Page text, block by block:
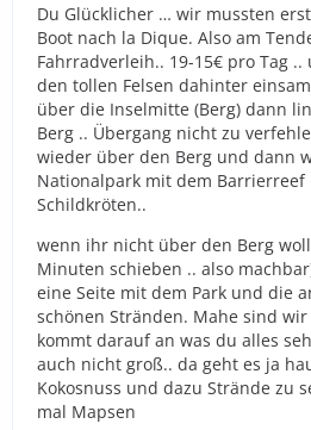
Du Glücklicher … wir mussten
Boot nach la Dique. Also am
Fahrradverleih.. 19-15€ pro Tag
den tollen Felsen dahinter
über die Inselmitte (Berg) dann
Berg .. Übergang nicht zu
wieder über den Berg und dann
Nationalpark mit dem Barrierreef
Schildkröten..
wenn ihr nicht über den Berg
Minuten schieben .. also
eine Seite mit dem Park und die
schönen Stränden. Mahe sind
kommt darauf an was du alles
auch nicht groß.. da geht es ja
Kokosnuss und dazu Strände zu
mal Mapsen